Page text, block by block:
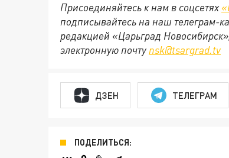
Присоединяйтесь к нам в соцсетях
подписывайтесь на наш телеграм-
редакцией «Царьград
электронную почту nsk@tsargrad.tv
ДЗЕН ТЕЛЕГРАМ
ПОДЕЛИТЬСЯ: